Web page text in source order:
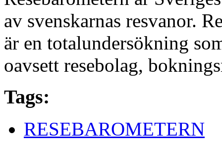
av svenskarnas resvanor.
är en totalundersökning
oavsett resebolag,
Tags:
RESEBAROMETERN